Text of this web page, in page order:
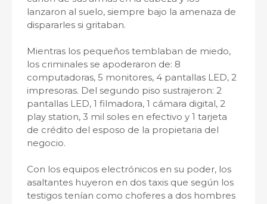
lanzaron al suelo, siempre bajo la amenaza de
dispararles si gritaban.
Mientras los pequeños temblaban de miedo,
los criminales se apoderaron de: 8
computadoras, 5 monitores, 4 pantallas LED, 2
impresoras. Del segundo piso sustrajeron: 2
pantallas LED, 1 filmadora, 1 cámara digital, 2
play station, 3 mil soles en efectivo y 1 tarjeta
de crédito del esposo de la propietaria del
negocio.
Con los equipos electrónicos en su poder, los
asaltantes huyeron en dos taxis que según los
testigos tenían como choferes a dos hombres